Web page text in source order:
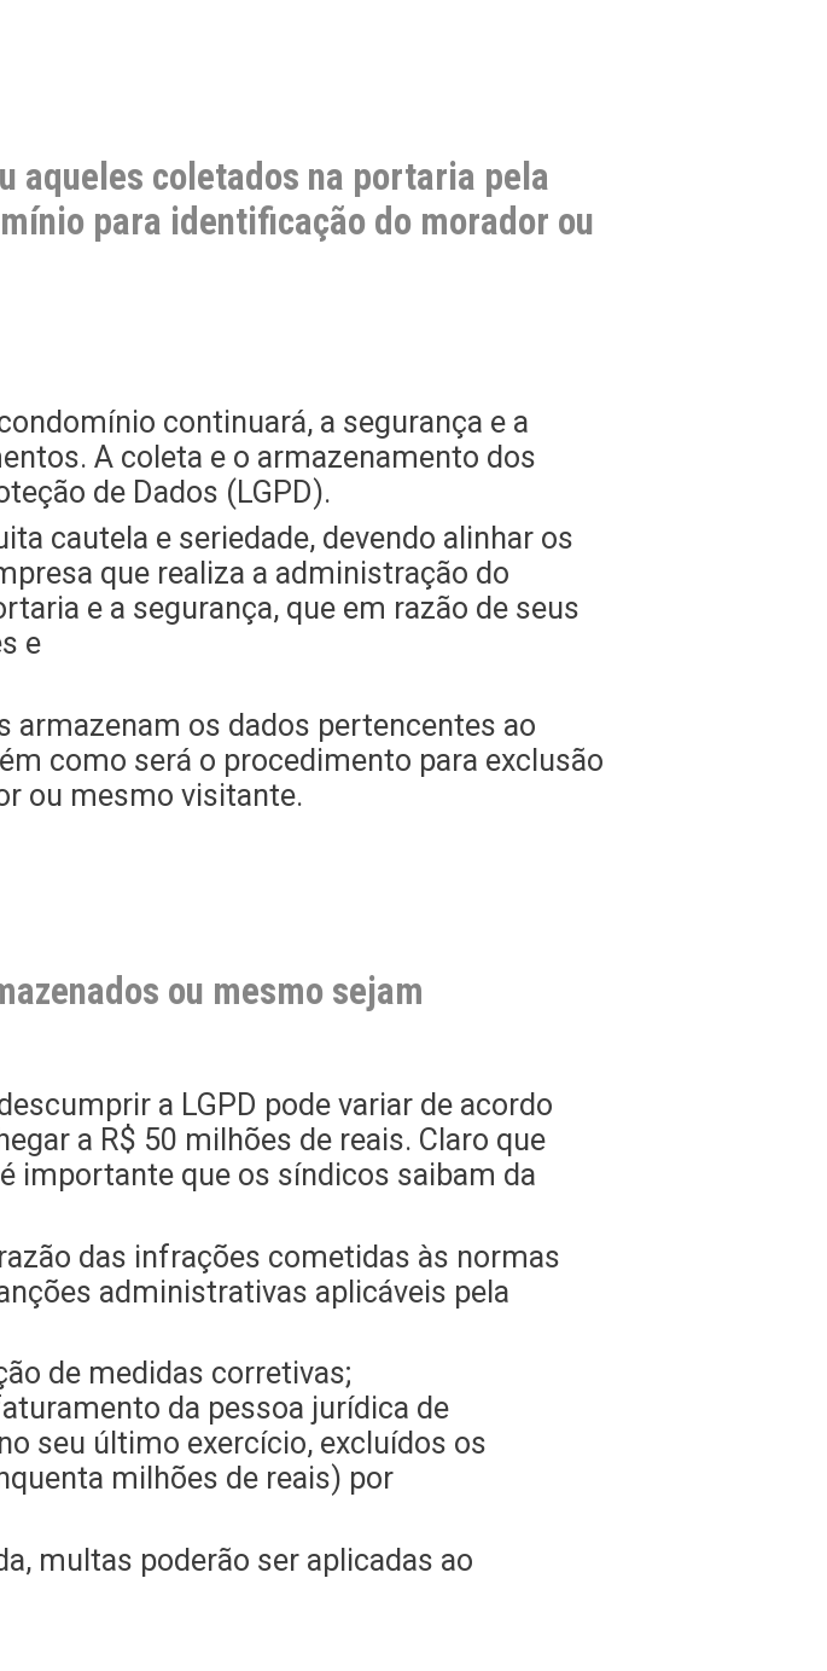
aqueles coletados na portaria pela
para identificação do morador ou
continuará, a segurança e a
A coleta e o armazenamento dos
de Dados (LGPD).
cautela e seriedade, devendo alinhar os
que realiza a administração do
e a segurança, que em razão de seus
e
armazenam os dados pertencentes ao
como será o procedimento para exclusão
ou mesmo visitante.
ou mesmo sejam
a LGPD pode variar de acordo
a R$ 50 milhões de reais. Claro que
importante que os síndicos saibam da
das infrações cometidas às normas
administrativas aplicáveis pela
de medidas corretivas;
da pessoa jurídica de
seu último exercício, excluídos os
milhões de reais) por
multas poderão ser aplicadas ao